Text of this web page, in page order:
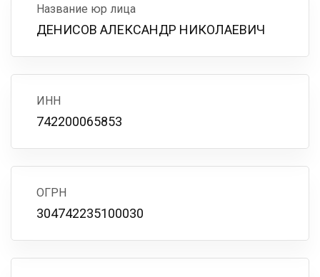
Название юр лица
ДЕНИСОВ АЛЕКСАНДР НИКОЛАЕВИЧ
ИНН
742200065853
ОГРН
304742235100030